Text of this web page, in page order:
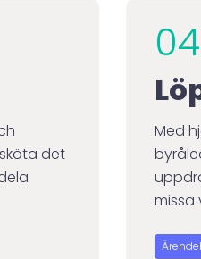
det
04
Med
missa